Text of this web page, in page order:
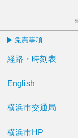
免責事項
経路・時刻表
English
横浜市交通局
横浜市HP